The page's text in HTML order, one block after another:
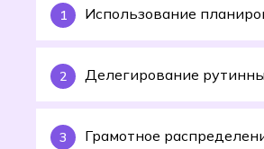
Использование
Делегирование
Грамотное